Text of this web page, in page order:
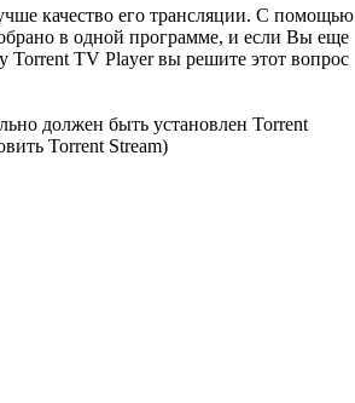
качество его трансляции. С помощью
в одной программе, и если Вы еще
Torrent TV Player вы решите этот вопрос
должен быть установлен Torrent
Torrent Stream)